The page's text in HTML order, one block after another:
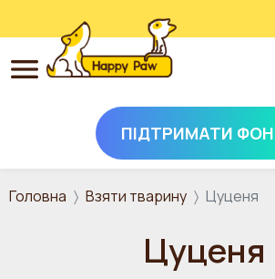
Перейти до основного вмісту
ПІДТРИМАТИ
Головна Взяти тварину Цуценя
Цуценя